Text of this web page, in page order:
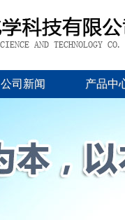
公司新闻 产品中